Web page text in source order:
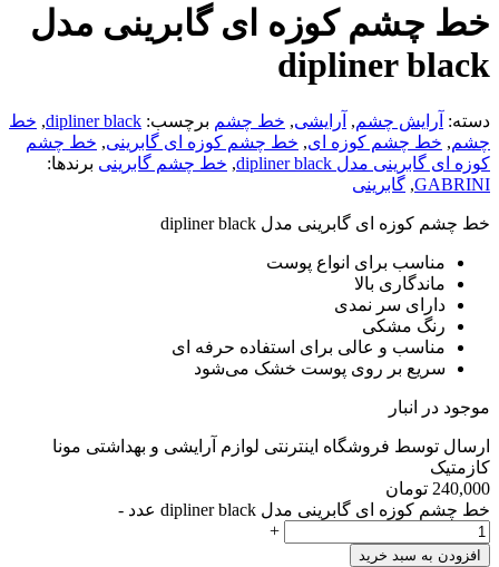
خط چشم کوزه ای گابرینی مدل
dipliner black
دسته: آرایش چشم, آرایشی, خط چشم برچسب: dipliner black
, خط
چشم, خط چشم کوزه ای, خط چشم کوزه ای گابرینی, خط چشم
کوزه ای گابرینی مدل dipliner black
, خط چشم گابرینی برندها:
GABRINI
, گابرینی
خط چشم کوزه ای گابرینی مدل dipliner black
مناسب برای انواع پوست
ماندگاری بالا
دارای سر نمدی
رنگ مشکی
مناسب و عالی برای استفاده حرفه ای
سریع بر روی پوست خشک می‌شود
موجود در انبار
ارسال توسط فروشگاه اینترنتی لوازم آرایشی و بهداشتی مونا
کازمتیک
240,000 تومان
خط چشم کوزه ای گابرینی مدل dipliner black عدد
-
+
افزودن به سبد خرید